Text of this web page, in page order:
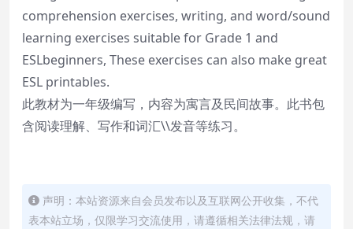
comprehension exercises, writing, and word/sound
learning exercises suitable for Grade 1 and
ESLbeginners, These exercises can also make great
ESL printables.
此教材为一年级编写，内容为寓言及民间故事。此书包
含阅读理解、写作和词汇\\发音等练习。
声明：本站资源来自会员发布以及互联网公开收集，不代
表本站立场，仅限学习交流使用，请遵循相关法律法规，请